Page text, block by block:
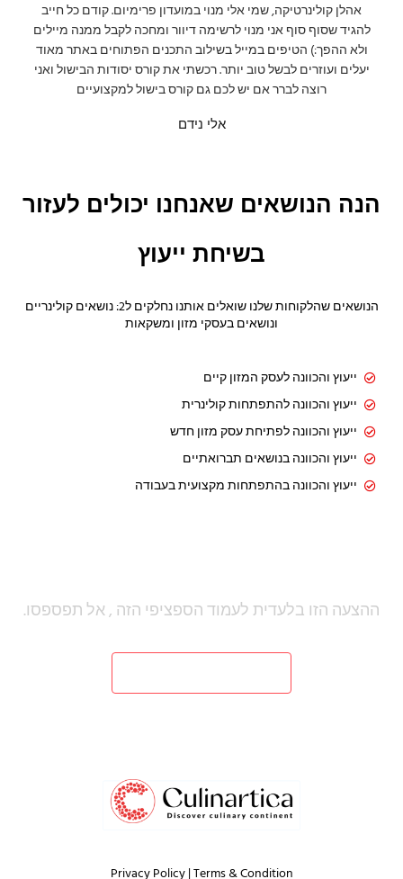
אהלן קולינרטיקה, שמי אלי מנוי במועדון פרימיום. קודם כל חייב
להגיד שסוף סוף אני מנוי לרשימה דיוור ומחכה לקבל ממנה מיילים
ולא ההפך:) הטיפים במייל בשילוב התכנים הפתוחים באתר מאוד
יעלים ועוזרים לבשל טוב יותר. רכשתי את קורס יסודות הבישול ואני
רוצה לברר אם יש לכם גם קורס בישול למקצועיים
אלי נידם
הנה הנושאים שאנחנו יכולים לעזור
בשיחת ייעוץ
הנושאים שהלקוחות שלנו שואלים אותנו נחלקים ל2: נושאים קולינריים
ונושאים בעסקי מזון ומשקאות
ייעוץ והכוונה לעסק המזון קיים
ייעוץ והכוונה להתפתחות קולינרית
ייעוץ והכוונה לפתיחת עסק מזון חדש
ייעוץ והכוונה בנושאים תברואתיים
ייעוץ והכוונה בהתפתחות מקצועית בעבודה
ההצעה הזו בלעדית לעמוד הספציפי הזה , אל תפספסו.
Privacy Policy|Terms & Condition